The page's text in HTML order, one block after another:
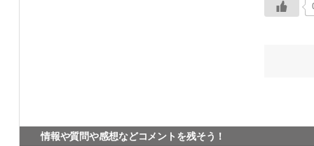
情報や質問や感想などコメントを残そう！